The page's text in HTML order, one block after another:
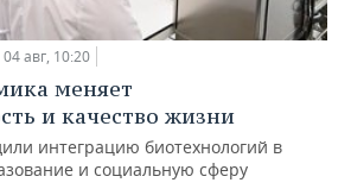
04 авг, 10:20
меняет
и качество жизни
интеграцию биотехнологий в
и социальную сферу